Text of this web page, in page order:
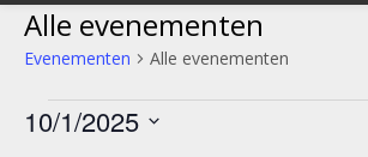
Alle evenementen
Evenementen Alle evenementen
Evenementen
10/1/2025